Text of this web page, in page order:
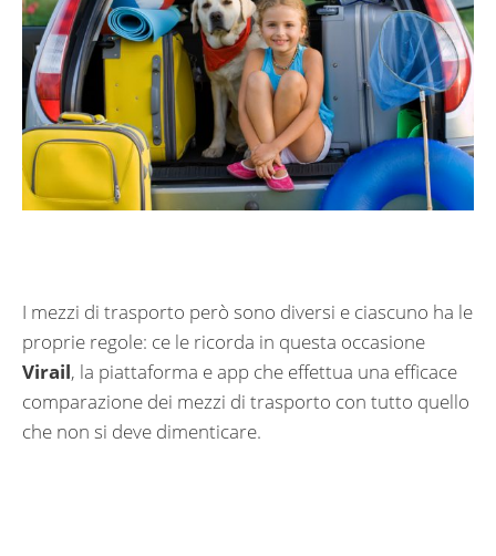
I mezzi di trasporto però sono diversi e ciascuno ha le
proprie regole: ce le ricorda in questa occasione
Virail, la piattaforma e app che effettua una efficace
comparazione dei mezzi di trasporto con tutto quello
che non si deve dimenticare.